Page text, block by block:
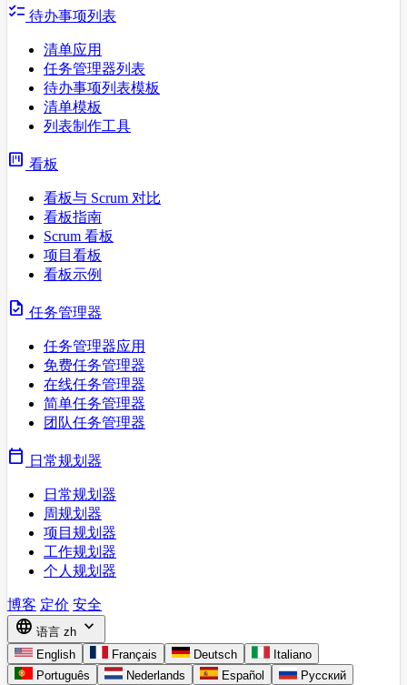
checklist 待办事项列表
清单应用
任务管理器列表
待办事项列表模板
清单模板
列表制作工具
view_kanban 看板
看板与 Scrum 对比
看板指南
Scrum 看板
项目看板
看板示例
task 任务管理器
任务管理器应用
免费任务管理器
在线任务管理器
简单任务管理器
团队任务管理器
calendar_today 日常规划器
日常规划器
周规划器
项目规划器
工作规划器
个人规划器
博客 定价 安全
language 语言 zh expand_more
English Français Deutsch
Italiano
Português
Nederlands Español
Русский